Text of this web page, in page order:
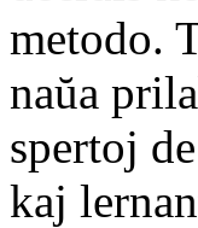
metodo.
naŭa
spertoj
kaj